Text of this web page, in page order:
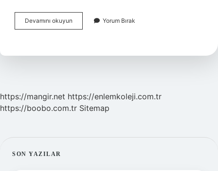
Devamını okuyun
Toplu
Demek
Yorum Bırak
https://mangir.net https://enlemkoleji.com.tr
https://boobo.com.tr Sitemap
SIDEBAR
SON YAZILAR